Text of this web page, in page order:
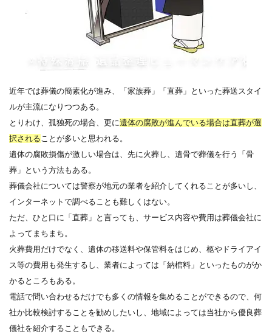
近年では葬儀の簡素化が進み、「家族葬」「直葬」といった葬送スタイ
ルが主流になりつつある。
とりわけ、孤独死の場合、更に遺体の腐敗が進んでいる場合は直葬が選
択されることが多いと思われる。
遺体の腐敗損傷が激しい場合は、先に火葬し、遺骨で葬儀を行う「骨
葬」という方法もある。
葬儀会社については警察が地元の業者を紹介してくれることが多いし、
インターネットで調べることも難しくはない。
ただ、ひと口に「直葬」と言っても、サービス内容や費用は葬儀会社に
よってまちまち。
火葬費用だけでなく、遺体の移送料や保管料をはじめ、柩やドライアイ
ス等の費用も発生するし、業者によっては「納棺料」といったものがか
かるところもある。
電話で問い合わせるだけでも多くの情報を集めることができるので、何
社か比較検討することを勧めしたいし、地域によっては当社から優良葬
儀社を紹介することもできる。